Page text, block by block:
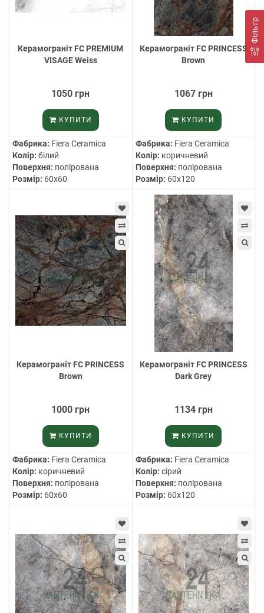
Фільтр
Керамограніт FC PREMIUM
VISAGE Weiss
1050 грн
КУПИТИ
Фабрика: Fiera Ceramica
Колір: білий
Поверхня: полірована
Розмір: 60х60
Керамограніт FC PRINCESS
Brown
1067 грн
КУПИТИ
Фабрика: Fiera Ceramica
Колір: коричневий
Поверхня: полірована
Розмір: 60х120
Керамограніт FC PRINCESS
Brown
1000 грн
КУПИТИ
Фабрика: Fiera Ceramica
Колір: коричневий
Поверхня: полірована
Розмір: 60х60
Керамограніт FC PRINCESS
Dark Grey
1134 грн
КУПИТИ
Фабрика: Fiera Ceramica
Колір: сірий
Поверхня: полірована
Розмір: 60х120